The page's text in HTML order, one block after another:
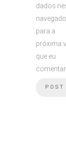
dados
para a
próxima
que eu
comentar.